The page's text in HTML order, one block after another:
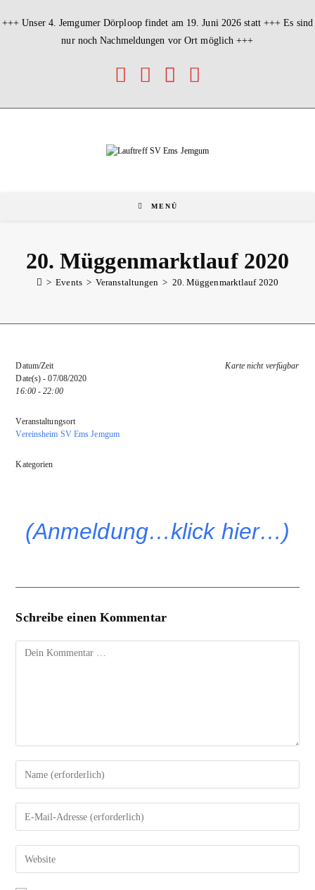
Inhalt
+++ Unser 4. Jemgumer Dörploop findet am 19. Juni 2026 statt +++ Es sind
nur noch Nachmeldungen vor Ort möglich +++
MENÜ
20. Müggenmarktlauf 2020
> Events > Veranstaltungen > 20. Müggenmarktlauf 2020
Karte nicht verfügbar
Datum/Zeit
Date(s) - 07/08/2020
16:00 - 22:00
Veranstaltungsort
Vereinsheim SV Ems Jemgum
Kategorien
(Anmeldung…klick hier…)
Schreibe einen Kommentar
Kommentar
oder
Kommentieren
ein
Mail-